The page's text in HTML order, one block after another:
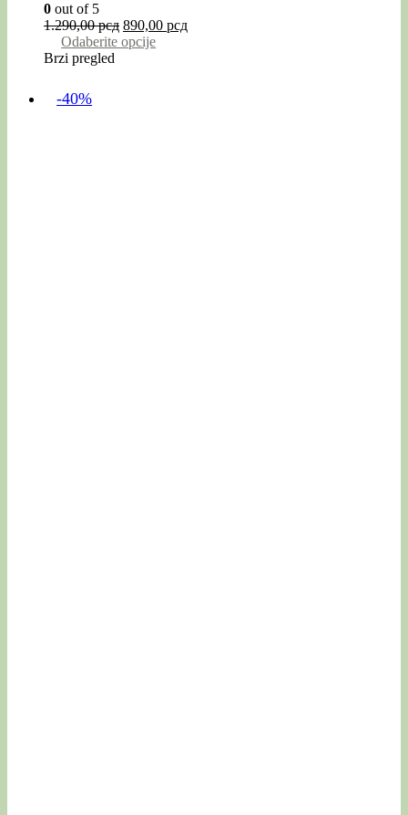
0 out of 5
1.290,00рсд 890,00 рсд
Odaberite opcije
Brzi pregled
-40%